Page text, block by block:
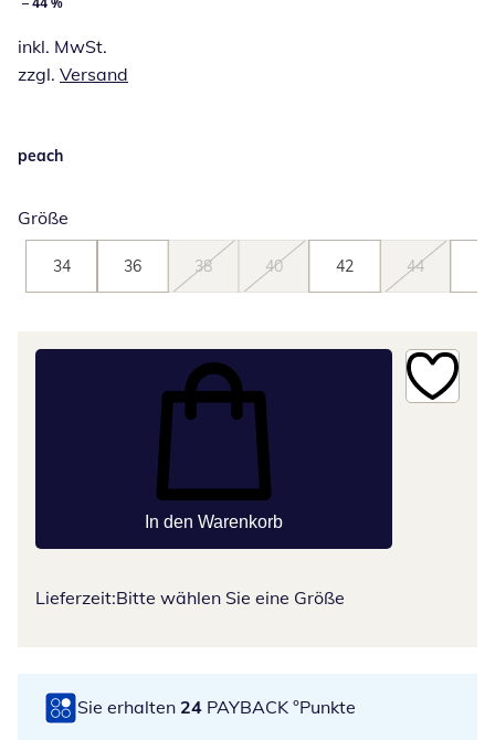
inkl. MwSt.
zzgl. Versand
peach
Größe
34 36 38 40 42 44
In den Warenkorb
Lieferzeit:Bitte wählen Sie eine Größe
Sie erhalten 24 PAYBACK °Punkte